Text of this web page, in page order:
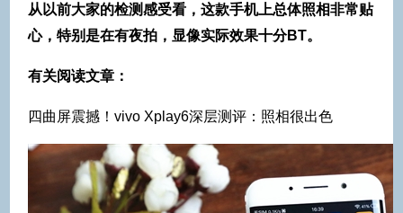
从以前大家的检测感受看，这款手机上总体照相非常贴
心，特别是在有夜拍，显像实际效果十分BT。
有关阅读文章：
四曲屏震撼！vivo Xplay6深层测评：照相很出色